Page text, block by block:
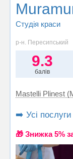
Студія краси
р-н. Пересипський
9.3
балів
Mastelli Plinest
➡️ Усі послуги
🎁 Знижка 5%